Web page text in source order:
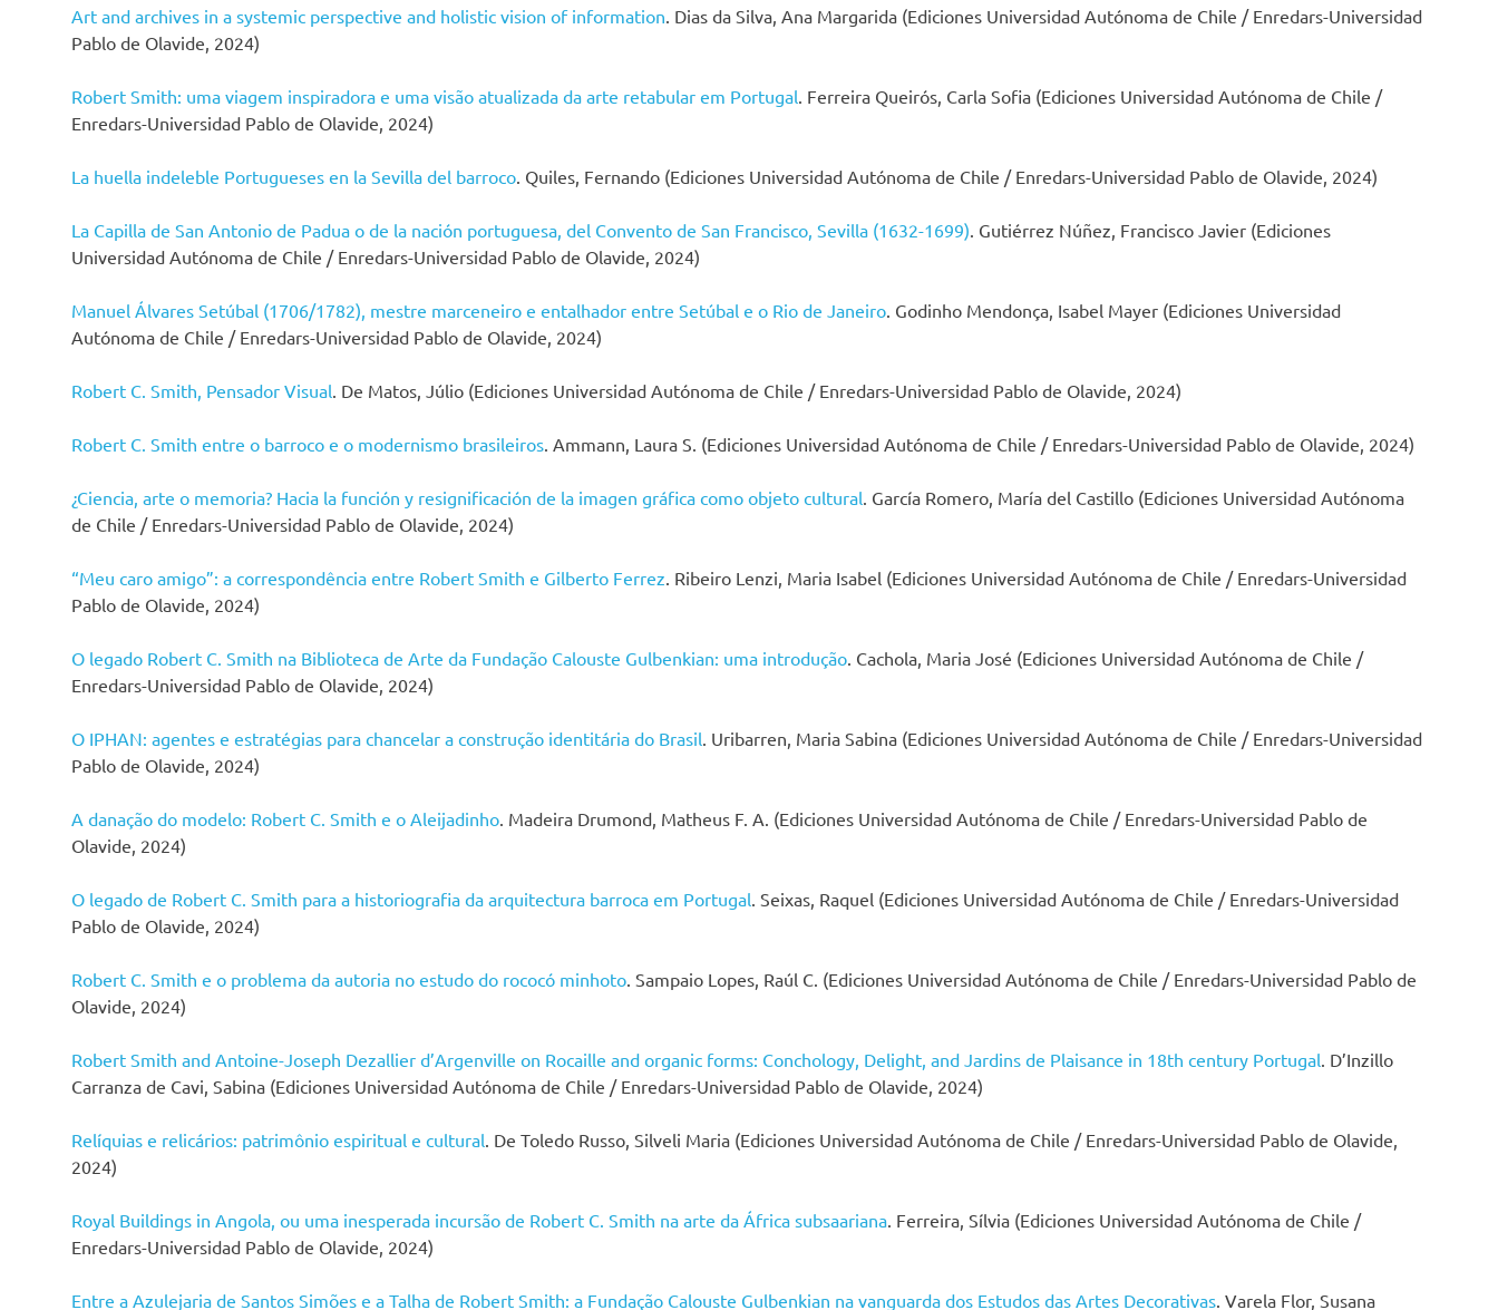
Art and archives in a systemic perspective and holistic vision of information. Dias da Silva, Ana Margarida (Ediciones Universidad Autónoma de Chile / Enredars-Universidad
Pablo de Olavide, 2024)
Robert Smith: uma viagem inspiradora e uma visão atualizada da arte retabular em Portugal. Ferreira Queirós, Carla Sofia (Ediciones Universidad Autónoma de Chile /
Enredars-Universidad Pablo de Olavide, 2024)
La huella indeleble Portugueses en la Sevilla del barroco. Quiles, Fernando (Ediciones Universidad Autónoma de Chile / Enredars-Universidad Pablo de Olavide, 2024)
La Capilla de San Antonio de Padua o de la nación portuguesa, del Convento de San Francisco, Sevilla (1632-1699). Gutiérrez Núñez, Francisco Javier (Ediciones
Universidad Autónoma de Chile / Enredars-Universidad Pablo de Olavide, 2024)
Manuel Álvares Setúbal (1706/1782), mestre marceneiro e entalhador entre Setúbal e o Rio de Janeiro. Godinho Mendonça, Isabel Mayer (Ediciones Universidad
Autónoma de Chile / Enredars-Universidad Pablo de Olavide, 2024)
Robert C. Smith, Pensador Visual. De Matos, Júlio (Ediciones Universidad Autónoma de Chile / Enredars-Universidad Pablo de Olavide, 2024)
Robert C. Smith entre o barroco e o modernismo brasileiros. Ammann, Laura S. (Ediciones Universidad Autónoma de Chile / Enredars-Universidad Pablo de Olavide, 2024)
¿Ciencia, arte o memoria? Hacia la función y resignificación de la imagen gráfica como objeto cultural. García Romero, María del Castillo (Ediciones Universidad Autónoma
de Chile / Enredars-Universidad Pablo de Olavide, 2024)
“Meu caro amigo”: a correspondência entre Robert Smith e Gilberto Ferrez. Ribeiro Lenzi, Maria Isabel (Ediciones Universidad Autónoma de Chile / Enredars-Universidad
Pablo de Olavide, 2024)
O legado Robert C. Smith na Biblioteca de Arte da Fundação Calouste Gulbenkian: uma introdução. Cachola, Maria José (Ediciones Universidad Autónoma de Chile /
Enredars-Universidad Pablo de Olavide, 2024)
O IPHAN: agentes e estratégias para chancelar a construção identitária do Brasil. Uribarren, Maria Sabina (Ediciones Universidad Autónoma de Chile / Enredars-Universidad
Pablo de Olavide, 2024)
A danação do modelo: Robert C. Smith e o Aleijadinho. Madeira Drumond, Matheus F. A. (Ediciones Universidad Autónoma de Chile / Enredars-Universidad Pablo de
Olavide, 2024)
O legado de Robert C. Smith para a historiografia da arquitectura barroca em Portugal. Seixas, Raquel (Ediciones Universidad Autónoma de Chile / Enredars-Universidad
Pablo de Olavide, 2024)
Robert C. Smith e o problema da autoria no estudo do rococó minhoto. Sampaio Lopes, Raúl C. (Ediciones Universidad Autónoma de Chile / Enredars-Universidad Pablo de
Olavide, 2024)
Robert Smith and Antoine-Joseph Dezallier d’Argenville on Rocaille and organic forms: Conchology, Delight, and Jardins de Plaisance in 18th century Portugal. D’Inzillo
Carranza de Cavi, Sabina (Ediciones Universidad Autónoma de Chile / Enredars-Universidad Pablo de Olavide, 2024)
Relíquias e relicários: patrimônio espiritual e cultural. De Toledo Russo, Silveli Maria (Ediciones Universidad Autónoma de Chile / Enredars-Universidad Pablo de Olavide,
2024)
Royal Buildings in Angola, ou uma inesperada incursão de Robert C. Smith na arte da África subsaariana. Ferreira, Sílvia (Ediciones Universidad Autónoma de Chile /
Enredars-Universidad Pablo de Olavide, 2024)
Entre a Azulejaria de Santos Simões e a Talha de Robert Smith: a Fundação Calouste Gulbenkian na vanguarda dos Estudos das Artes Decorativas. Varela Flor, Susana